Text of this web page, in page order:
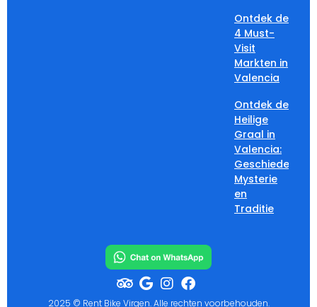
Ontdek de
4 Must-
Visit
Markten in
Valencia
Ontdek de
Heilige
Graal in
Valencia:
Geschiedenis,
Mysterie
en
Traditie
2025 © Rent Bike Virgen. Alle rechten voorbehouden.